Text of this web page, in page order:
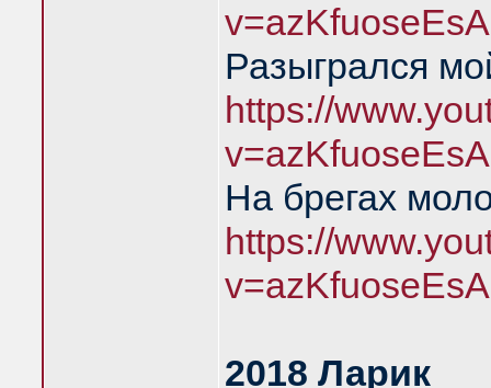
Разыгрался
https://
На брегах
https://
2018 Ларик